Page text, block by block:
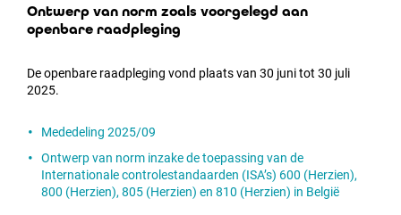
Ontwerp van norm zoals voorgelegd aan
openbare raadpleging
De openbare raadpleging vond plaats van 30 juni tot 30 juli
2025.
Mededeling 2025/09
Ontwerp van norm inzake de toepassing van de
Internationale controlestandaarden (ISA’s) 600 (Herzien),
800 (Herzien), 805 (Herzien) en 810 (Herzien) in België